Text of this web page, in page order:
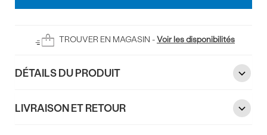
panier
TROUVER EN MAGASIN -Voir les disponibilités
DÉTAILS DU PRODUIT
LIVRAISON ET RETOUR